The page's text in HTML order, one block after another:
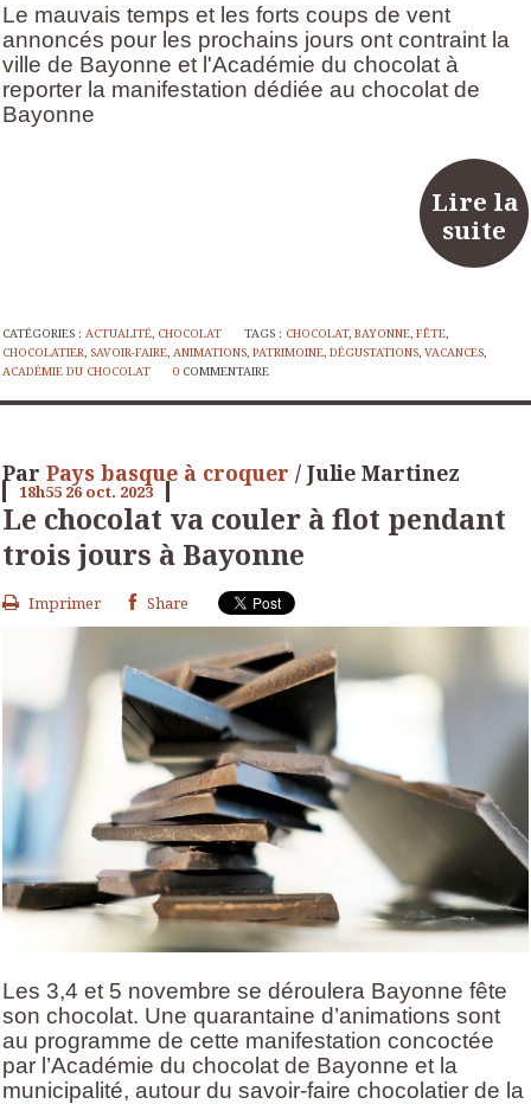
Le mauvais temps et les forts coups de vent
annoncés pour les prochains jours ont contraint la
ville de Bayonne et l'Académie du chocolat à
reporter la manifestation dédiée au chocolat de
Bayonne
Lire la
suite
CATÉGORIES : ACTUALITÉ, CHOCOLAT TAGS : CHOCOLAT,BAYONNE,FÊTE,
CHOCOLATIER, SAVOIR-FAIRE, ANIMATIONS, PATRIMOINE, DÉGUSTATIONS, VACANCES,
ACADÉMIE DU CHOCOLAT
0 COMMENTAIRE
Par Pays basque à croquer / Julie Martinez
18h55 26 oct. 2023
Le chocolat va couler à flot pendant
trois jours à Bayonne
Imprimer Share
Les 3,4 et 5 novembre se déroulera Bayonne fête
son chocolat. Une quarantaine d’animations sont
au programme de cette manifestation concoctée
par l’Académie du chocolat de Bayonne et la
municipalité, autour du savoir-faire chocolatier de la